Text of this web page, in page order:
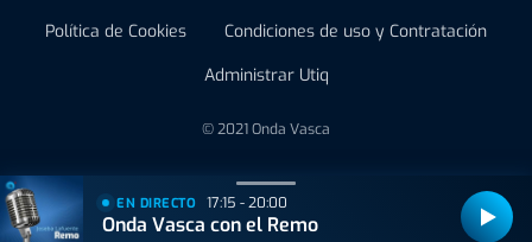
Política de Cookies
Condiciones de uso y Contratación
Administrar Utiq
© 2021 Onda Vasca
EN DIRECTO 17:15 - 20:00
Onda Vasca con el Remo